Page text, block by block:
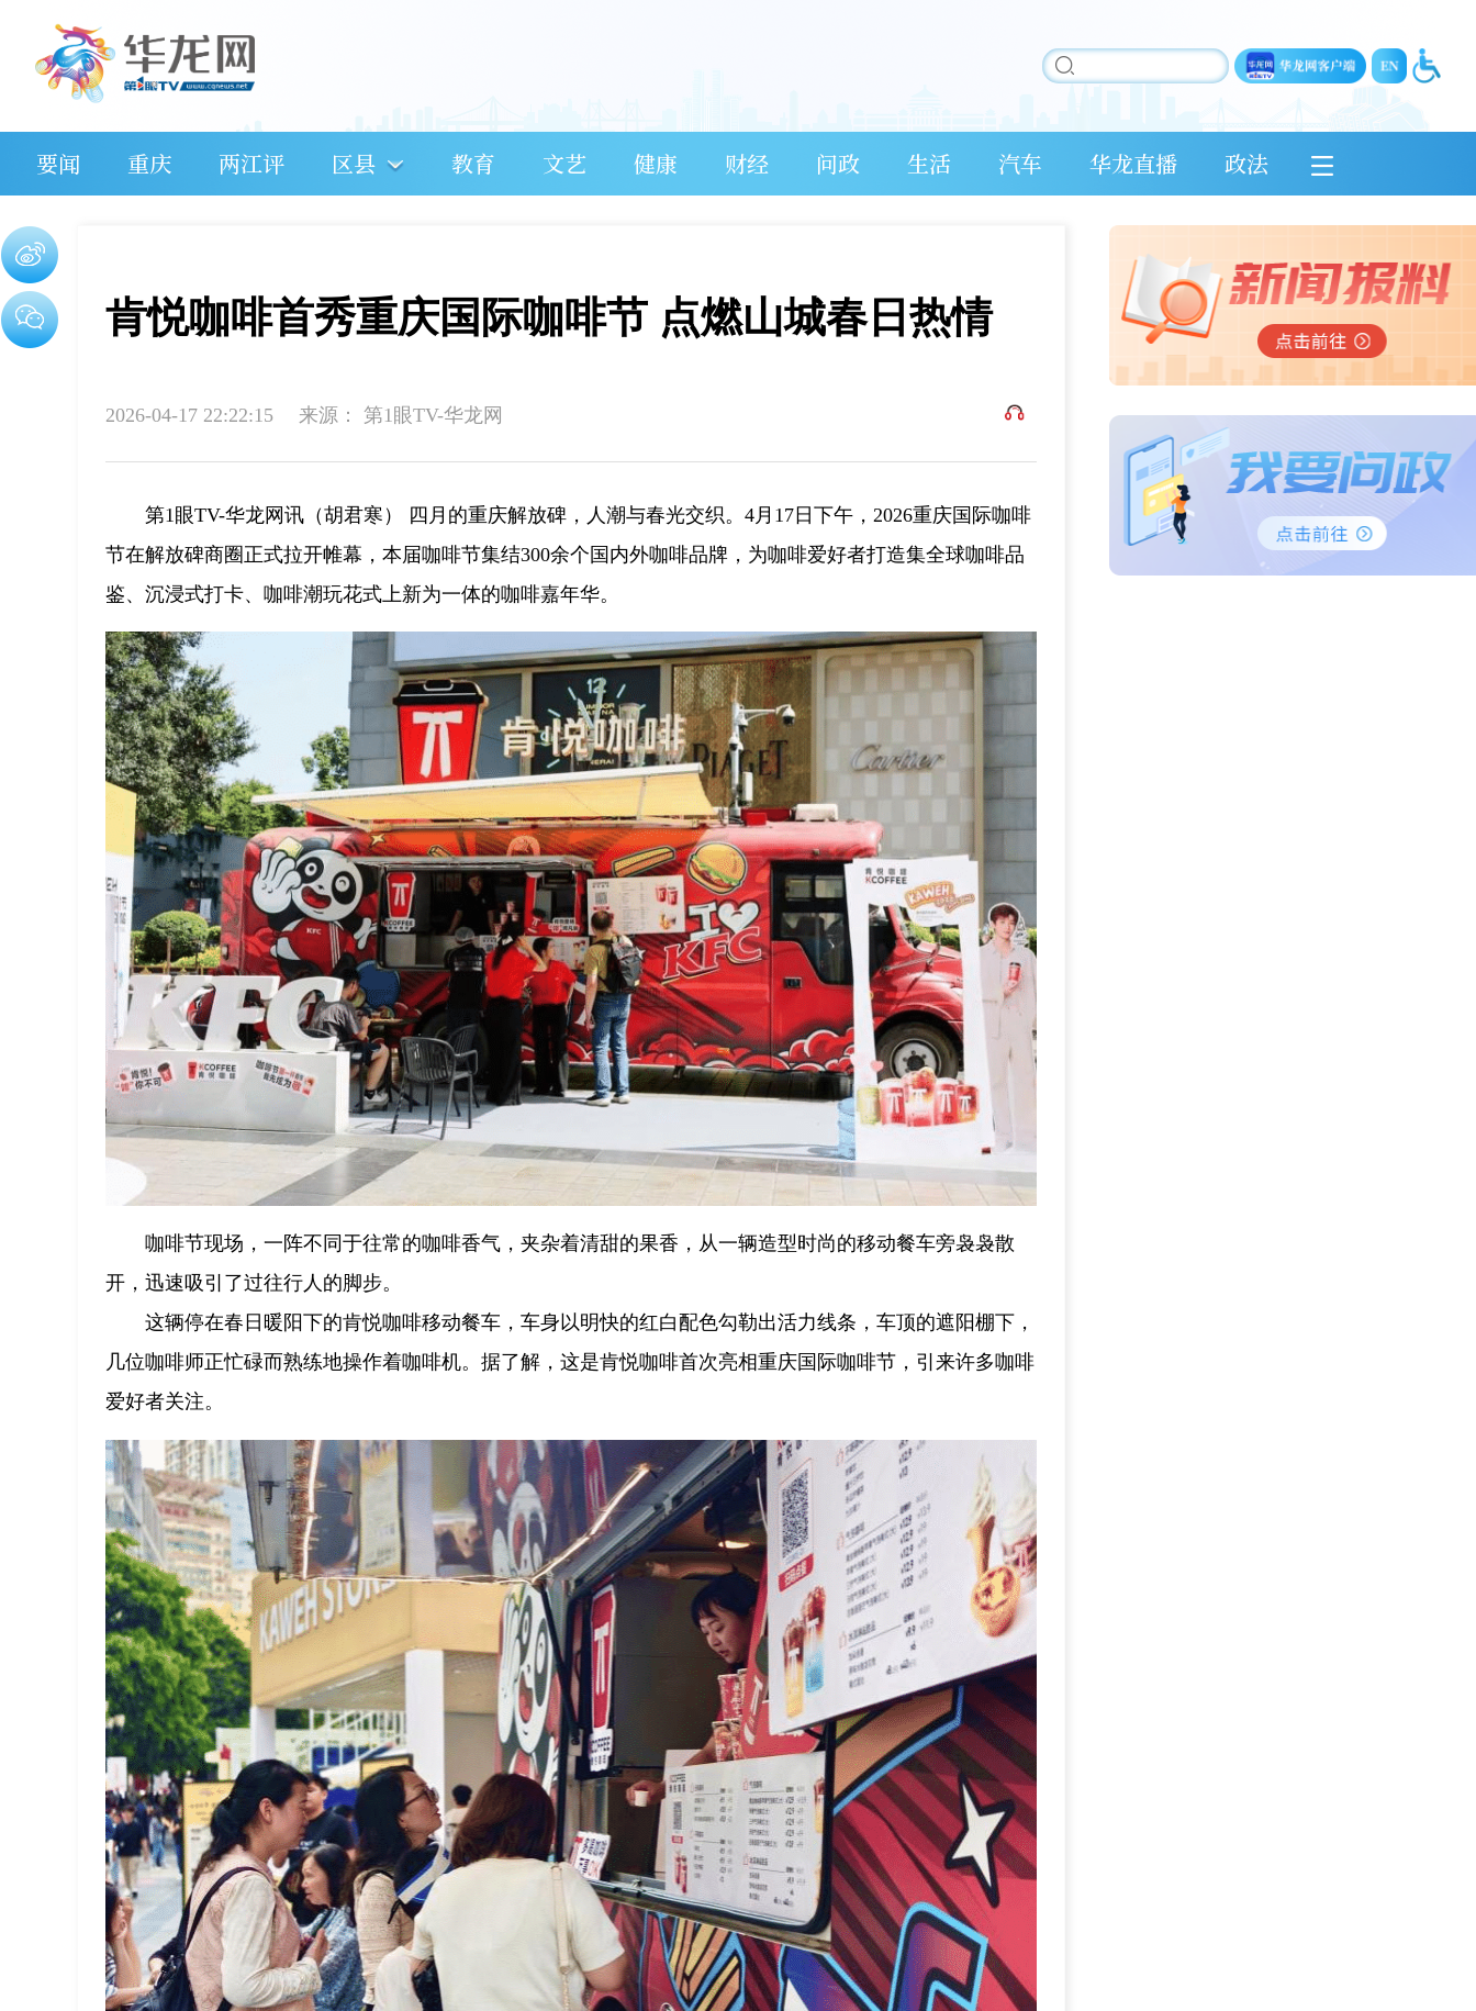
要闻 重庆 两江评 区县 教育 文艺 健康 财经 问政 生活 汽车 华龙直播 政法
肯悦咖啡首秀重庆国际咖啡节 点燃山城春日热情
2026-04-17 22:22:15 来源： 第1眼TV-华龙网
第1眼TV-华龙网讯（胡君寒） 四月的重庆解放碑，人潮与春光交织。4月17日下午，2026重庆国际咖啡
节在解放碑商圈正式拉开帷幕，本届咖啡节集结300余个国内外咖啡品牌，为咖啡爱好者打造集全球咖啡品
鉴、沉浸式打卡、咖啡潮玩花式上新为一体的咖啡嘉年华。
咖啡节现场，一阵不同于往常的咖啡香气，夹杂着清甜的果香，从一辆造型时尚的移动餐车旁袅袅散
开，迅速吸引了过往行人的脚步。
这辆停在春日暖阳下的肯悦咖啡移动餐车，车身以明快的红白配色勾勒出活力线条，车顶的遮阳棚下，
几位咖啡师正忙碌而熟练地操作着咖啡机。据了解，这是肯悦咖啡首次亮相重庆国际咖啡节，引来许多咖啡
爱好者关注。